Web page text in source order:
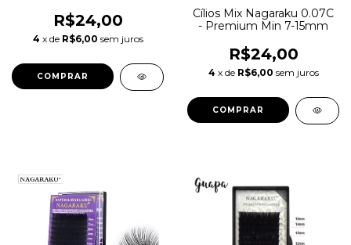
R$24,00
4 x de R$6,00 sem juros
COMPRAR
Cílios Mix Nagaraku 0.07C
- Premium Min 7-15mm
R$24,00
4 x de R$6,00 sem juros